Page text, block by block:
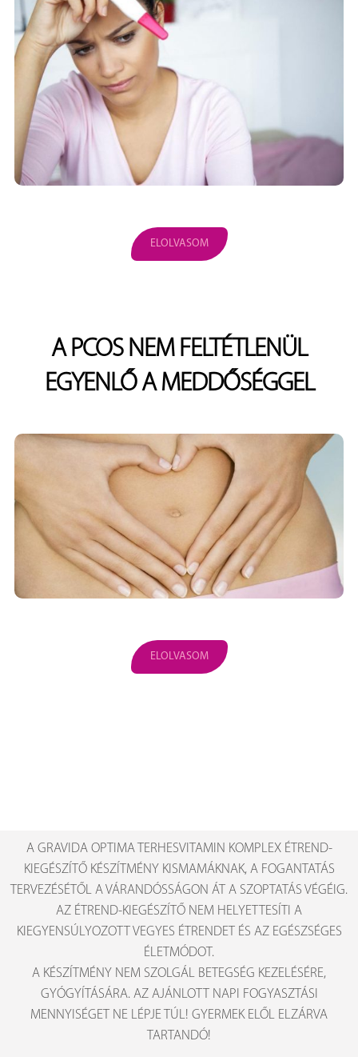
ELOLVASOM
A PCOS NEM FELTÉTLENÜL
EGYENLŐ A MEDDŐSÉGGEL
ELOLVASOM
A GRAVIDA OPTIMA TERHESVITAMIN KOMPLEX ÉTREND-
KIEGÉSZÍTŐ KÉSZÍTMÉNY KISMAMÁKNAK, A FOGANTATÁS
TERVEZÉSÉTŐL A VÁRANDÓSSÁGON ÁT A SZOPTATÁS VÉGÉIG.
AZ ÉTREND-KIEGÉSZÍTŐ NEM HELYETTESÍTI A
KIEGYENSÚLYOZOTT VEGYES ÉTRENDET ÉS AZ EGÉSZSÉGES
ÉLETMÓDOT.
A KÉSZÍTMÉNY NEM SZOLGÁL BETEGSÉG KEZELÉSÉRE,
GYÓGYÍTÁSÁRA. AZ AJÁNLOTT NAPI FOGYASZTÁSI
MENNYISÉGET NE LÉPJE TÚL! GYERMEK ELŐL ELZÁRVA
TARTANDÓ!